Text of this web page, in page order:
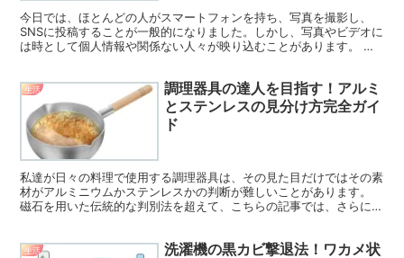
今日では、ほとんどの人がスマートフォンを持ち、写真を撮影し、
SNSに投稿することが一般的になりました。しかし、写真やビデオに
は時として個人情報や関係ない人々が映り込むことがあります。 こ
生活
調理器具の達人を目指す！アルミ
とステンレスの見分け方完全ガイ
ド
私達が日々の料理で使用する調理器具は、その見た目だけではその素
材がアルミニウムかステンレスかの判断が難しいことがあります。
磁石を用いた伝統的な判別法を超えて、こちらの記事では、さらに精
生活
洗濯機の黒カビ撃退法！ワカメ状